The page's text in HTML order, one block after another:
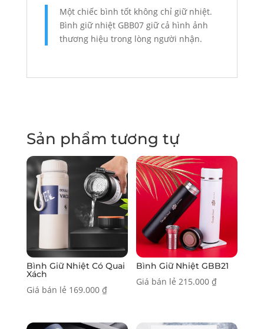
Một chiếc bình tốt không chỉ giữ nhiệt.
Bình giữ nhiệt GBB07 giữ cả hình ảnh
thương hiệu trong lòng người nhận.
Sản phẩm tương tự
Bình Giữ Nhiệt Có Quai
Xách
Giá bán lẻ 169.000 ₫
Bình Giữ Nhiệt GBB21
Giá bán lẻ215.000₫